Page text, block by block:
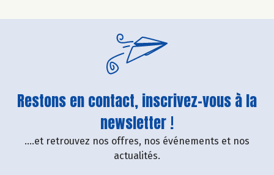
Restons en contact, inscrivez-vous à la
newsletter !
....et retrouvez nos offres, nos événements et nos
actualités.